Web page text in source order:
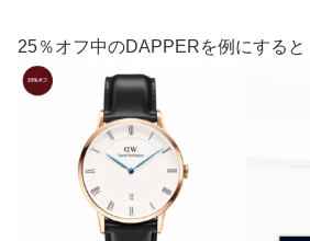
25％オフ中のDAPPERを例にすると